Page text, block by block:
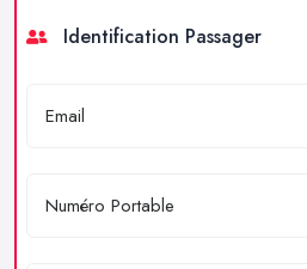
Identification Passager